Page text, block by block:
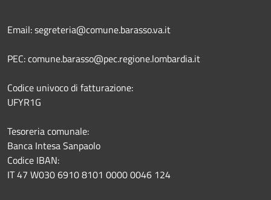
Email: segreteria@comune.barasso.va.it
PEC: comune.barasso@pec.regione.lombardia.it
Codice univoco di fatturazione:
UFYR1G
Tesoreria comunale:
Banca Intesa Sanpaolo
Codice IBAN:
IT 47 W030 6910 8101 0000 0046 124